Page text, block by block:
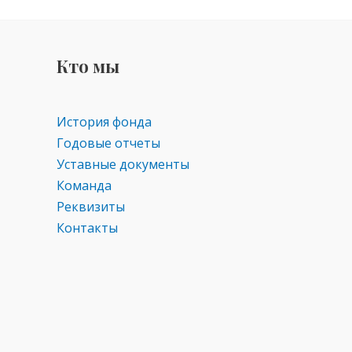
Кто мы
История фонда
Годовые отчеты
Уставные документы
Команда
Реквизиты
Контакты